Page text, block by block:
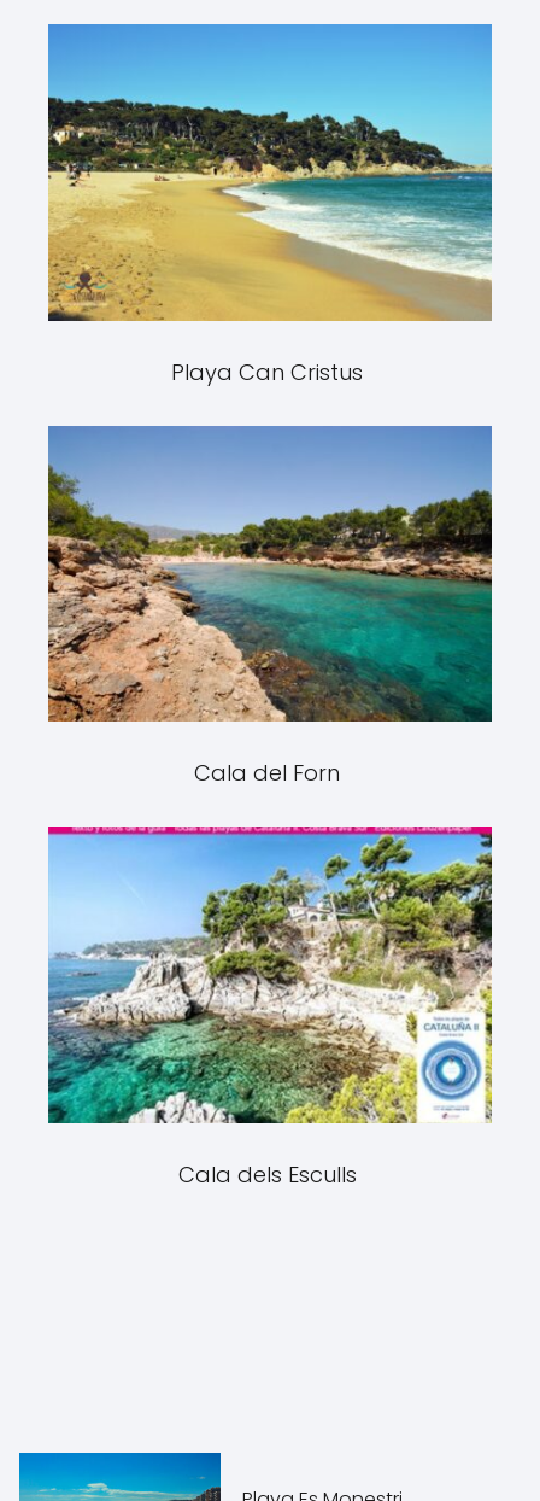
Playa Can Cristus
Cala del Forn
Cala dels Esculls